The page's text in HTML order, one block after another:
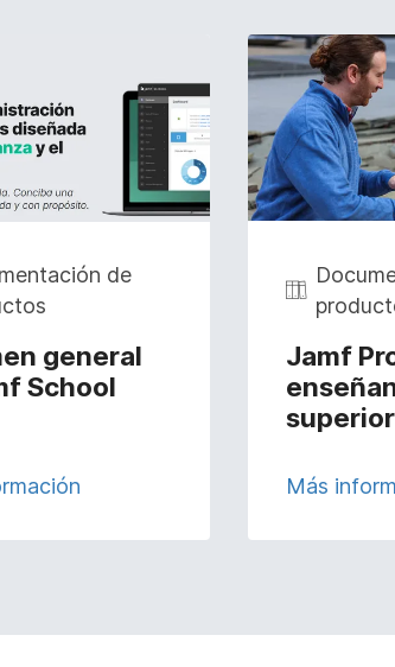
de
general
School
Jamf
superior
Más